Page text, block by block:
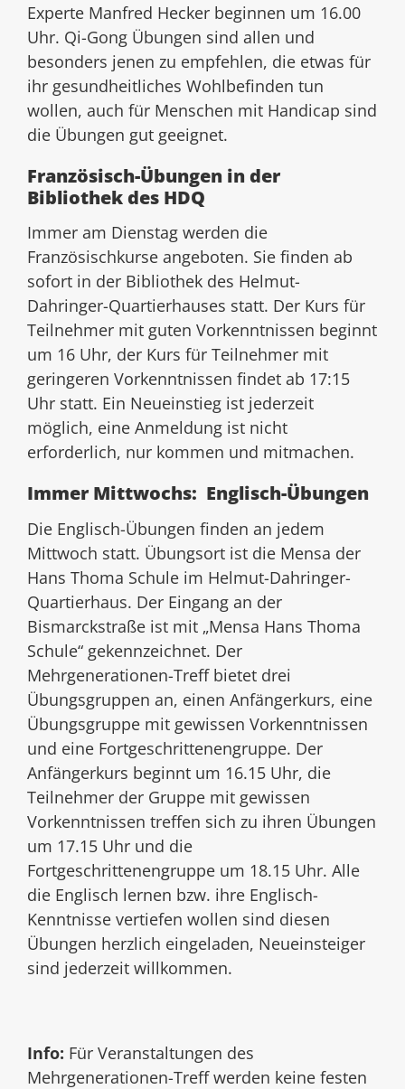
Experte Manfred Hecker beginnen um 16.00
Uhr. Qi-Gong Übungen sind allen und
besonders jenen zu empfehlen, die etwas für
ihr gesundheitliches Wohlbefinden tun
wollen, auch für Menschen mit Handicap sind
die Übungen gut geeignet.
Französisch-Übungen in der
Bibliothek des HDQ
Immer am Dienstag werden die
Französischkurse angeboten. Sie finden ab
sofort in der Bibliothek des Helmut-
Dahringer-Quartierhauses statt. Der Kurs für
Teilnehmer mit guten Vorkenntnissen beginnt
um 16 Uhr, der Kurs für Teilnehmer mit
geringeren Vorkenntnissen findet ab 17:15
Uhr statt. Ein Neueinstieg ist jederzeit
möglich, eine Anmeldung ist nicht
erforderlich, nur kommen und mitmachen.
Immer Mittwochs: Englisch-Übungen
Die Englisch-Übungen finden an jedem
Mittwoch statt. Übungsort ist die Mensa der
Hans Thoma Schule im Helmut-Dahringer-
Quartierhaus. Der Eingang an der
Bismarckstraße ist mit „Mensa Hans Thoma
Schule“ gekennzeichnet. Der
Mehrgenerationen-Treff bietet drei
Übungsgruppen an, einen Anfängerkurs, eine
Übungsgruppe mit gewissen Vorkenntnissen
und eine Fortgeschrittenengruppe. Der
Anfängerkurs beginnt um 16.15 Uhr, die
Teilnehmer der Gruppe mit gewissen
Vorkenntnissen treffen sich zu ihren Übungen
um 17.15 Uhr und die
Fortgeschrittenengruppe um 18.15 Uhr. Alle
die Englisch lernen bzw. ihre Englisch-
Kenntnisse vertiefen wollen sind diesen
Übungen herzlich eingeladen, Neueinsteiger
sind jederzeit willkommen.
Info: Für Veranstaltungen des
Mehrgenerationen-Treff werden keine festen